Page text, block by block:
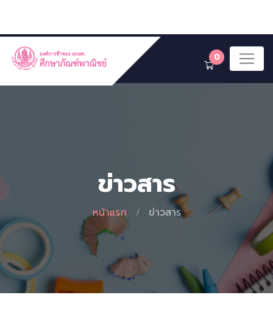
0
ข่าวสาร
หน้าแรก ข่าวสาร